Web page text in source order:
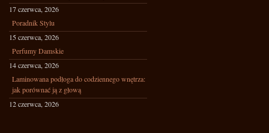
17 czerwca, 2026
Poradnik Stylu
15 czerwca, 2026
Perfumy Damskie
14 czerwca, 2026
Laminowana podłoga do codziennego wnętrza:
jak porównać ją z głową
12 czerwca, 2026